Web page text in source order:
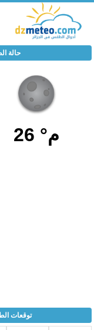
حالة
26 °م
توقعات